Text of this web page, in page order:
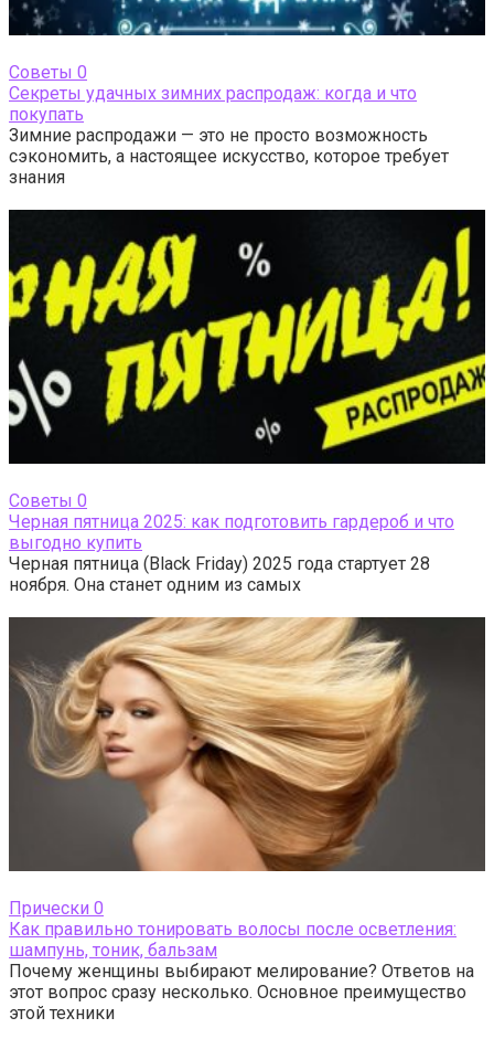
Cоветы 0
Секреты удачных зимних распродаж: когда и что
покупать
Зимние распродажи — это не просто возможность
сэкономить, а настоящее искусство, которое требует
знания
Cоветы 0
Черная пятница 2025: как подготовить гардероб и что
выгодно купить
Черная пятница (Black Friday) 2025 года стартует 28
ноября. Она станет одним из самых
Прически 0
Как правильно тонировать волосы после осветления:
шампунь, тоник, бальзам
Почему женщины выбирают мелирование? Ответов на
этот вопрос сразу несколько. Основное преимущество
этой техники